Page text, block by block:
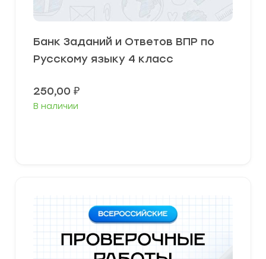
Банк Заданий и Ответов ВПР по
Русскому языку 4 класс
250,00 ₽
В наличии